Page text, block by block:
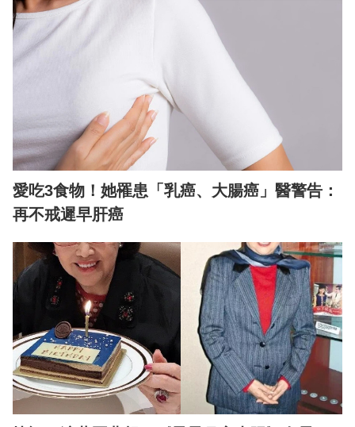
愛吃3食物！她罹患「乳癌、大腸癌」醫警告：
再不戒遲早肝癌